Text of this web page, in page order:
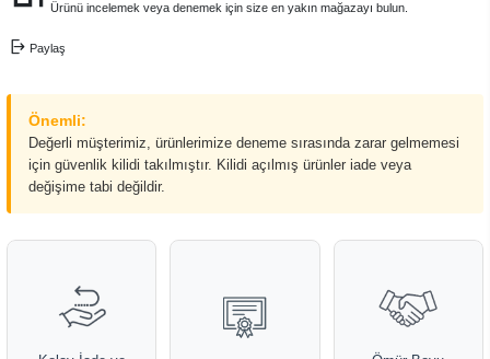
Ürünü incelemek veya denemek için size en yakın mağazayı bulun.
Paylaş
Önemli:
Değerli müşterimiz, ürünlerimize deneme sırasında zarar gelmemesi
için güvenlik kilidi takılmıştır. Kilidi açılmış ürünler iade veya
değişime tabi değildir.